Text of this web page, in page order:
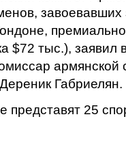
$72 тыс.), заявил
армянской
Габриелян.
25